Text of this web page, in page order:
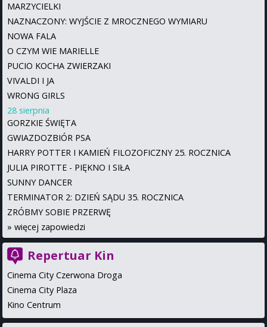
MARZYCIELKI
NAZNACZONY: WYJŚCIE Z MROCZNEGO WYMIARU
NOWA FALA
O CZYM WIE MARIELLE
PUCIO KOCHA ZWIERZAKI
VIVALDI I JA
WRONG GIRLS
28 sierpnia
GORZKIE ŚWIĘTA
GWIAZDOZBIÓR PSA
HARRY POTTER I KAMIEŃ FILOZOFICZNY 25. ROCZNICA
JULIA PIROTTE - PIĘKNO I SIŁA
SUNNY DANCER
TERMINATOR 2: DZIEŃ SĄDU 35. ROCZNICA
ZRÓBMY SOBIE PRZERWĘ
» więcej zapowiedzi
Repertuar Kin
Cinema City Czerwona Droga
Cinema City Plaza
Kino Centrum